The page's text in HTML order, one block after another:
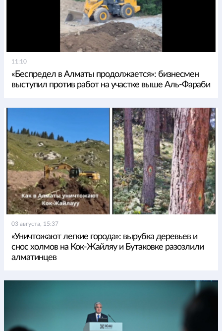
11:10
«Беспредел в Алматы продолжается»: бизнесмен
выступил против работ на участке выше Аль-Фараби
03 августа, 15:37
«Уничтожают легкие города»: вырубка деревьев и
снос холмов на Кок-Жайляу и Бутаковке разозлили
алматинцев